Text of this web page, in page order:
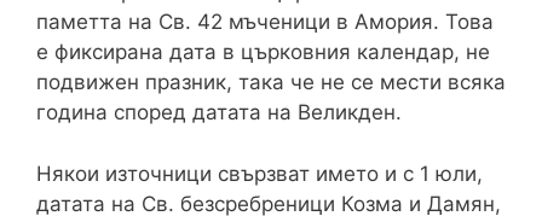
паметта на Св. 42 мъченици в Амория. Това
е фиксирана дата в църковния календар, не
подвижен празник, така че не се мести всяка
година според датата на Великден.
Някои източници свързват името и с 1 юли,
датата на Св. безсребреници Козма и Дамян,